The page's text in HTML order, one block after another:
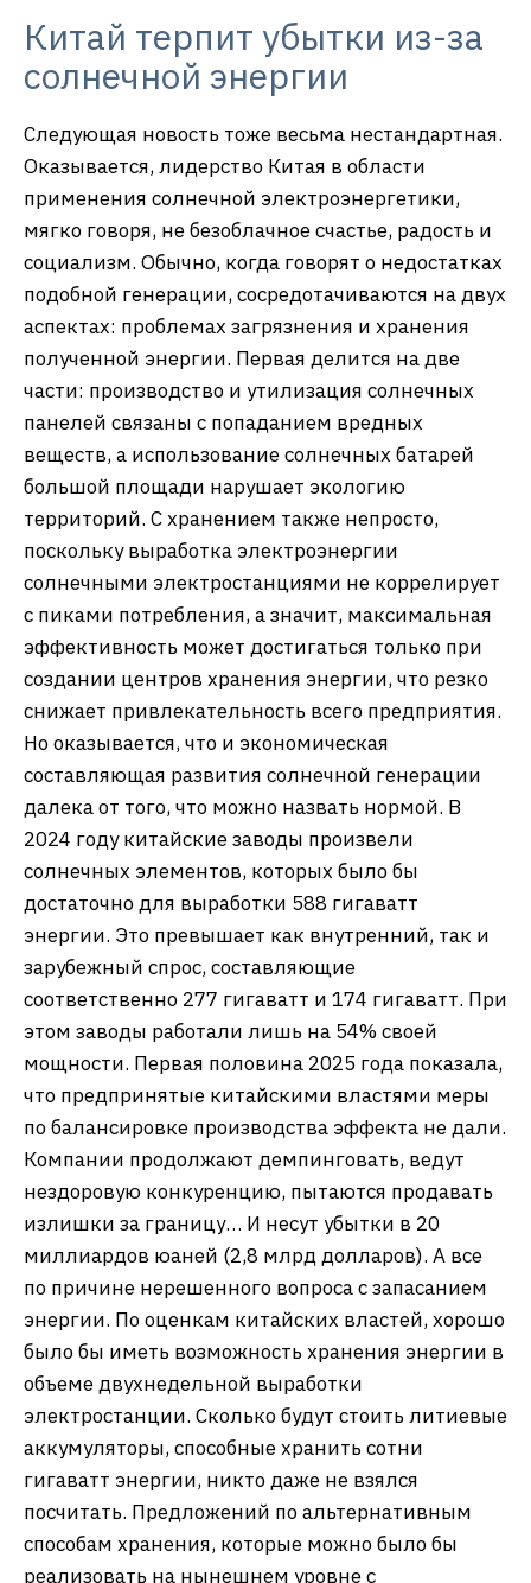
Китай терпит убытки из-за
солнечной энергии
Следующая новость тоже весьма нестандартная.
Оказывается, лидерство Китая в области
применения солнечной электроэнергетики,
мягко говоря, не безоблачное счастье, радость и
социализм. Обычно, когда говорят о недостатках
подобной генерации, сосредотачиваются на двух
аспектах: проблемах загрязнения и хранения
полученной энергии. Первая делится на две
части: производство и утилизация солнечных
панелей связаны с попаданием вредных
веществ, а использование солнечных батарей
большой площади нарушает экологию
территорий. С хранением также непросто,
поскольку выработка электроэнергии
солнечными электростанциями не коррелирует
с пиками потребления, а значит, максимальная
эффективность может достигаться только при
создании центров хранения энергии, что резко
снижает привлекательность всего предприятия.
Но оказывается, что и экономическая
составляющая развития солнечной генерации
далека от того, что можно назвать нормой. В
2024 году китайские заводы произвели
солнечных элементов, которых было бы
достаточно для выработки 588 гигаватт
энергии. Это превышает как внутренний, так и
зарубежный спрос, составляющие
соответственно 277 гигаватт и 174 гигаватт. При
этом заводы работали лишь на 54% своей
мощности. Первая половина 2025 года показала,
что предпринятые китайскими властями меры
по балансировке производства эффекта не дали.
Компании продолжают демпинговать, ведут
нездоровую конкуренцию, пытаются продавать
излишки за границу… И несут убытки в 20
миллиардов юаней (2,8 млрд долларов). А все
по причине нерешенного вопроса с запасанием
энергии. По оценкам китайских властей, хорошо
было бы иметь возможность хранения энергии в
объеме двухнедельной выработки
электростанции. Сколько будут стоить литиевые
аккумуляторы, способные хранить сотни
гигаватт энергии, никто даже не взялся
посчитать. Предложений по альтернативным
способам хранения, которые можно было бы
реализовать на нынешнем уровне с